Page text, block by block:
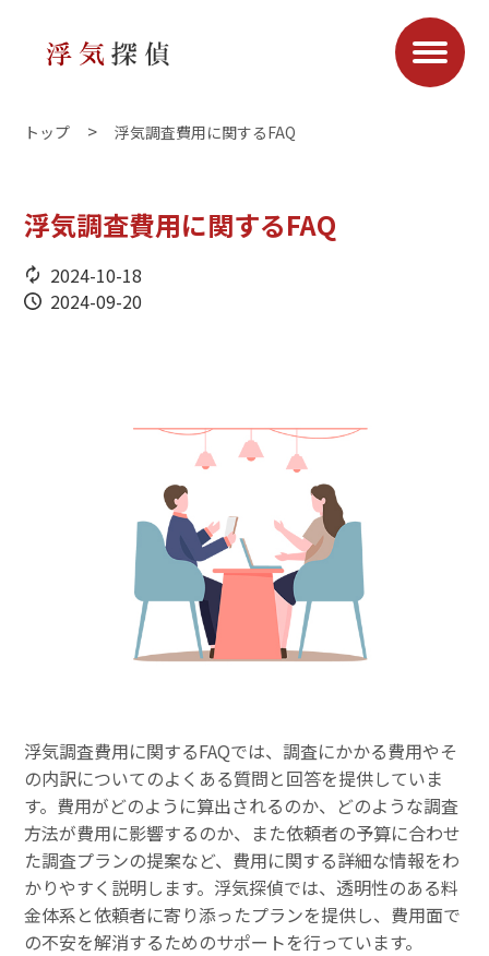
トップ 浮気調査費用に関するFAQ
浮気調査費用に関するFAQ
2024-10-18
2024-09-20
浮気調査費用に関するFAQでは、調査にかかる費用やそ
の内訳についてのよくある質問と回答を提供していま
す。費用がどのように算出されるのか、どのような調査
方法が費用に影響するのか、また依頼者の予算に合わせ
た調査プランの提案など、費用に関する詳細な情報をわ
かりやすく説明します。浮気探偵では、透明性のある料
金体系と依頼者に寄り添ったプランを提供し、費用面で
の不安を解消するためのサポートを行っています。